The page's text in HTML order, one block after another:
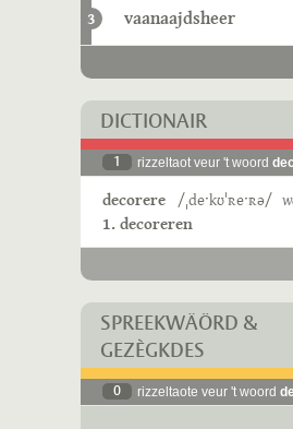
3 vaanaajdsheer
DICTIONAIR
1 rizzeltaot veur 't woord
decorere /ˌdeˑkʊˈʀeˑʀə/
1. decoreren
SPREEKWÄÖRD &
GEZÈGKDES
0 rizzeltaote veur 't woord